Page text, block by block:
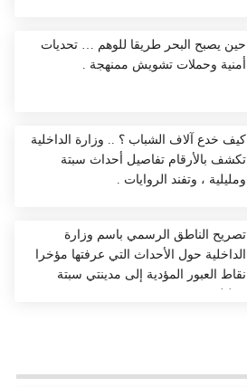
حين يصبح البحر طريقا للوهم … تحديات
أمنية وحملات تشويش ممنهجة .
كيف خدع آلاف الشباب ؟ .. وزارة الداخلية
تكشف بالأرقام تفاصيل أحداث سبتة
ومليلية ، وتفند الروايات .
تصريح الناطق الرسمي باسم وزارة
الداخلية حول الأحداث التي عرفتها مؤخرا
نقاط العبور المؤدية إلى مدينتي سبتة